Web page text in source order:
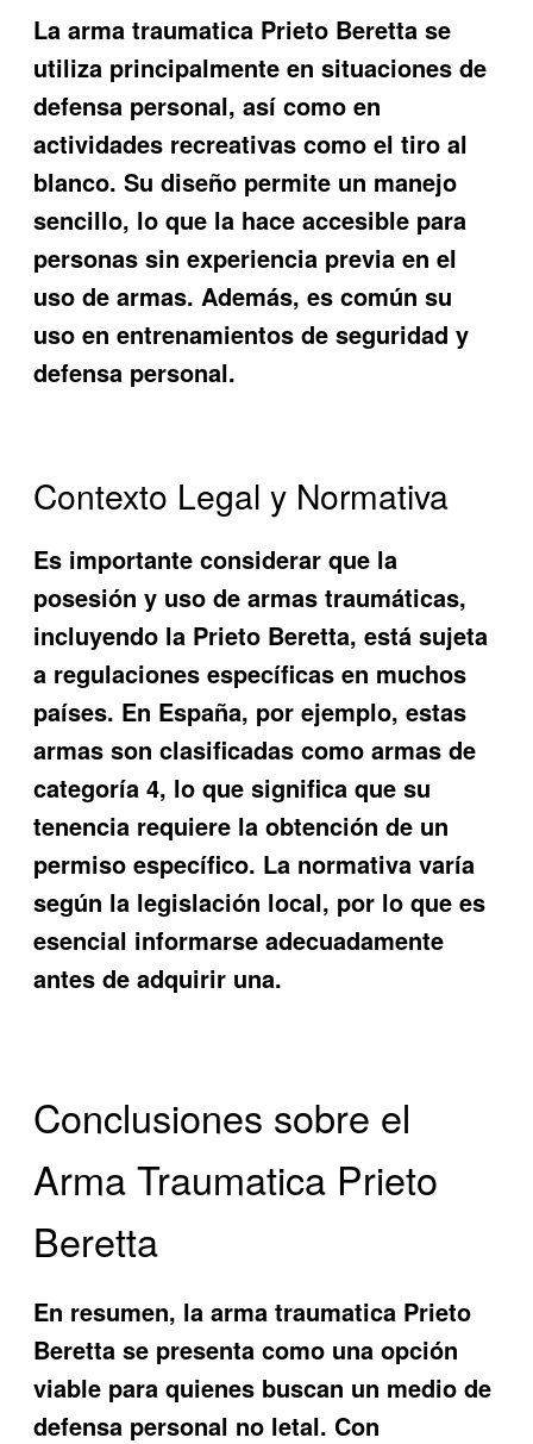
Laarma traumatica Prieto Beretta se
utiliza principalmente en situaciones de
defensa personal, así como en
actividades recreativas como el tiro al
blanco. Su diseño permite un manejo
sencillo, lo que la hace accesible para
personas sin experiencia previa en el
uso de armas. Además, es común su
uso en entrenamientos de seguridad y
defensa personal.
Contexto Legal y Normativa
Es importante considerar que la
posesión y uso de armas traumáticas,
incluyendo la Prieto Beretta, está sujeta
a regulaciones específicas en muchos
países. En España, por ejemplo, estas
armas son clasificadas como armas de
categoría 4, lo que significa que su
tenencia requiere la obtención de un
permiso específico. La normativa varía
según la legislación local, por lo que es
esencial informarse adecuadamente
antes de adquirir una.
Conclusiones sobre el
Arma Traumatica Prieto
Beretta
En resumen, laarma traumatica Prieto
Beretta se presenta como una opción
viable para quienes buscan un medio de
defensa personal no letal. Con